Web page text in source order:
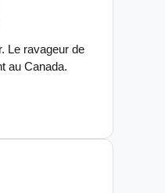
Le ravageur de
au Canada.